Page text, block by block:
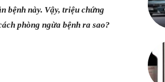
bệnh này. Vậy, triệu chứng
phòng ngừa bệnh ra sao?